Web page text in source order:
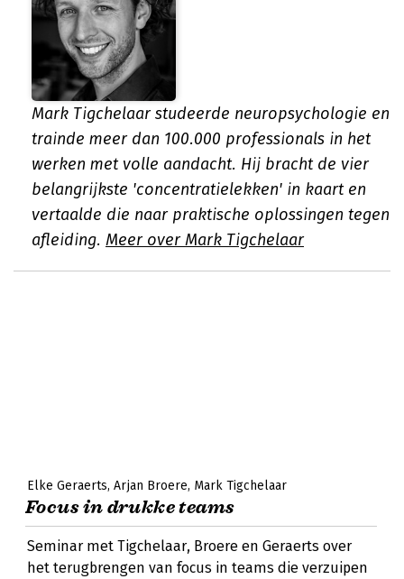
Mark Tigchelaar studeerde neuropsychologie en
trainde meer dan 100.000 professionals in het
werken met volle aandacht. Hij bracht de vier
belangrijkste 'concentratielekken' in kaart en
vertaalde die naar praktische oplossingen tegen
afleiding. Meer over Mark Tigchelaar
Elke Geraerts Arjan Broere Mark Tigchelaar
Focus in drukke teams
Seminar met Tigchelaar, Broere en Geraerts over
het terugbrengen van focus in teams die verzuipen